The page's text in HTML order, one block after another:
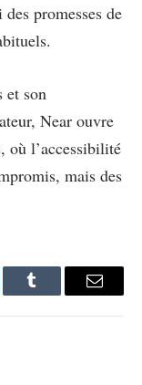
promesses de
et son
Near ouvre
où l’accessibilité
mais des
Tumblr Email